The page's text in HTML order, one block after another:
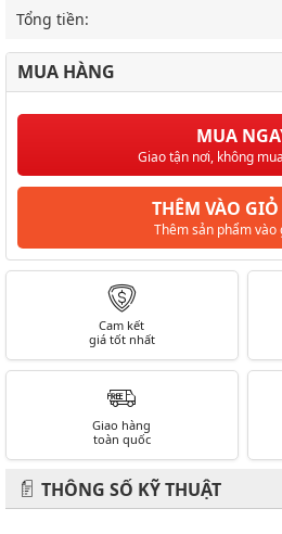
Tổng tiền:
MUA HÀNG
MUA
Giao tận nơi, không
THÊM VÀO
Thêm sản phẩm vào
Cam kết
giá tốt nhất
Giao hàng
toàn quốc
THÔNG SỐ KỸ THUẬT